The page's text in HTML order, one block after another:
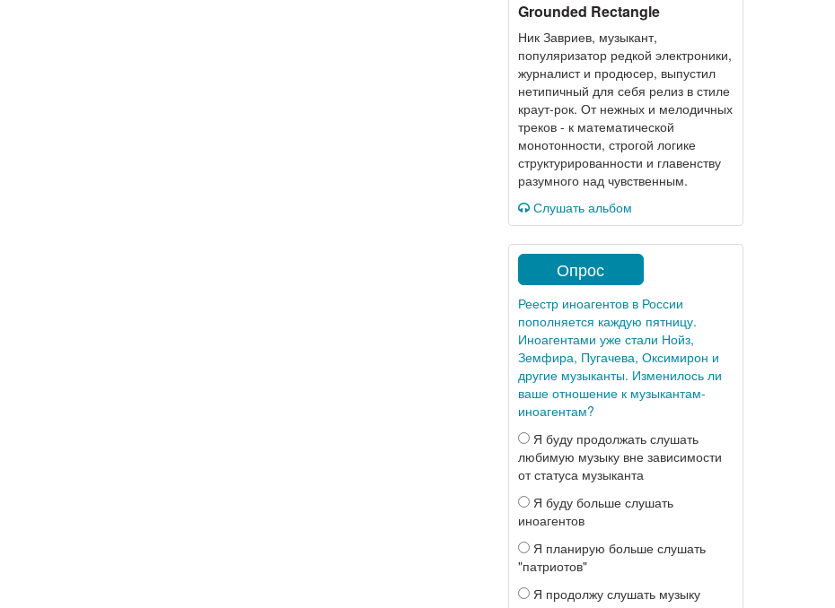
Grounded Rectangle
Ник Завриев, музыкант,
популяризатор редкой электроники,
журналист и продюсер, выпустил
нетипичный для себя релиз в стиле
краут-рок. От нежных и мелодичных
треков - к математической
монотонности, строгой логике
структурированности и главенству
разумного над чувственным.
Слушать альбом
Опрос
Реестр иноагентов в России
пополняется каждую пятницу.
Иноагентами уже стали Нойз,
Земфира, Пугачева, Оксимирон и
другие музыканты. Изменилось ли
ваше отношение к музыкантам-
иноагентам?
Я буду продолжать слушать
любимую музыку вне зависимости
от статуса музыканта
Я буду больше слушать
иноагентов
Я планирую больше слушать
"патриотов"
Я продолжу слушать музыку